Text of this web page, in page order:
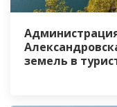
земель в